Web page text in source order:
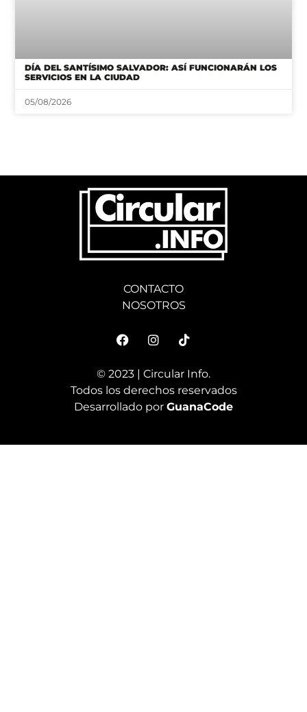
DÍA DEL SANTÍSIMO SALVADOR: ASÍ FUNCIONARÁN LOS
SERVICIOS EN LA CIUDAD
05/08/2026
CONTACTO
NOSOTROS
© 2023 | Circular Info.
Todos los derechos reservados
Desarrollado por GuanaCode